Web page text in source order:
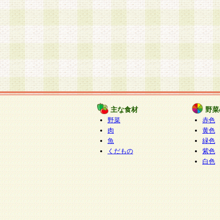
主な食材
野菜
肉
魚
くだもの
野
赤色
黄色
緑色
紫色
白色